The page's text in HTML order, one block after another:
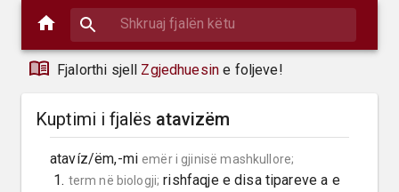
Fjalorthi sjell Zgjedhuesin e foljeve!
Kuptimi i fjalës atavizëm
atavíz/ëm,-mi emër i gjinisë mashkullore;
1. term në biologji; rishfaqje e disa tipareve a e